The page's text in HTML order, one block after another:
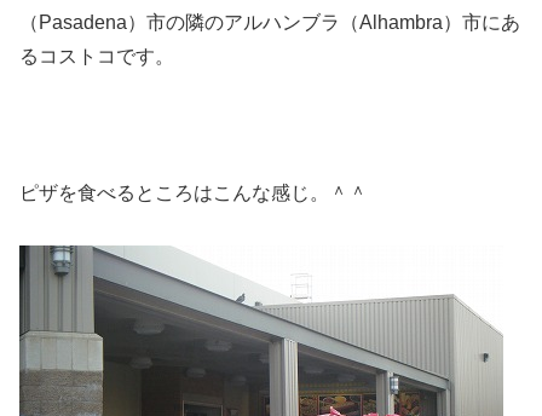
（Pasadena）市の隣のアルハンブラ（Alhambra）市にあ
るコストコです。
ピザを食べるところはこんな感じ。＾＾